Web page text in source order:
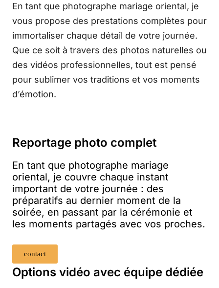
En tant que photographe mariage oriental, je
vous propose des prestations complètes pour
immortaliser chaque détail de votre journée.
Que ce soit à travers des photos naturelles ou
des vidéos professionnelles, tout est pensé
pour sublimer vos traditions et vos moments
d’émotion.
Reportage photo complet
En tant que photographe mariage
oriental, je couvre chaque instant
important de votre journée : des
préparatifs au dernier moment de la
soirée, en passant par la cérémonie et
les moments partagés avec vos proches.
contact
Options vidéo avec équipe dédiée